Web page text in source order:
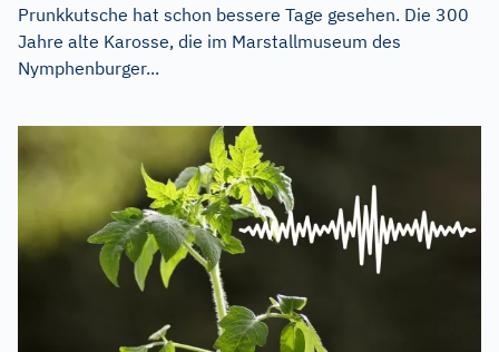
Prunkkutsche hat schon bessere Tage gesehen. Die 300
Jahre alte Karosse, die im Marstallmuseum des
Nymphenburger...